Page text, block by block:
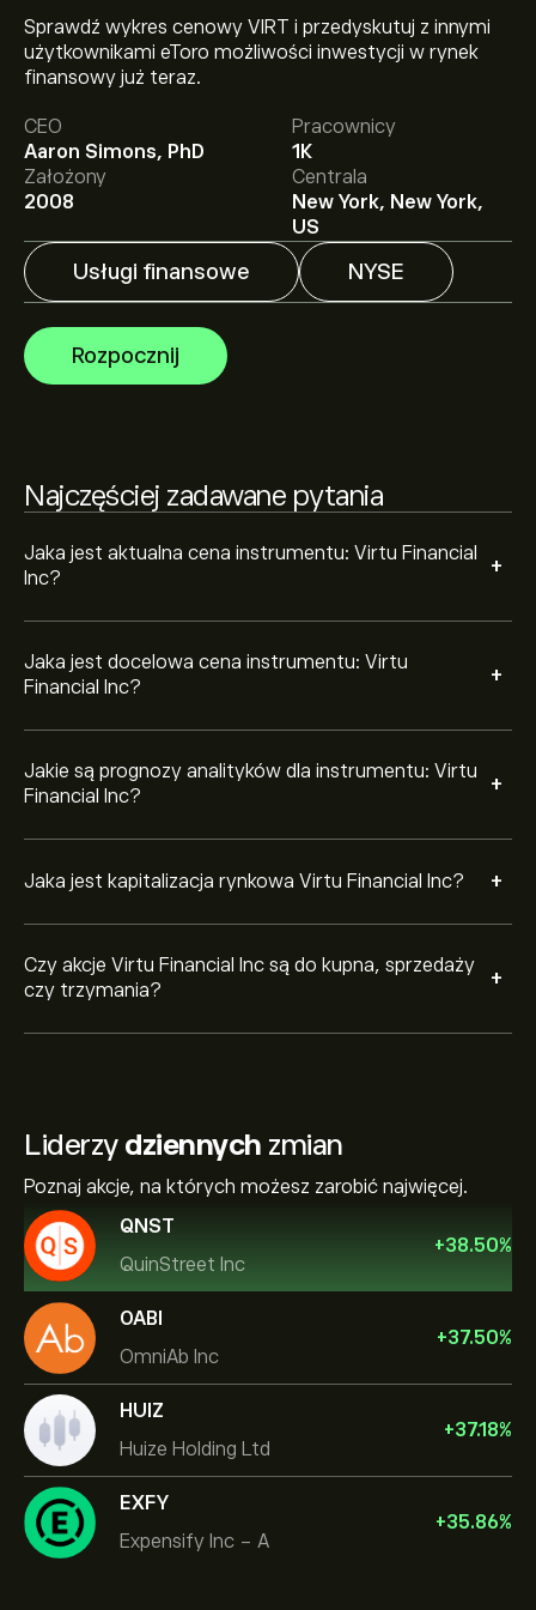
Sprawdź wykres cenowy VIRT i przedyskutuj z innymi
użytkownikami eToro możliwości inwestycji w rynek
finansowy już teraz.
CEO
Aaron Simons, PhD
Pracownicy
1K
Założony
2008
Centrala
New York, New York,
US
Usługi finansowe NYSE
Rozpocznij
Najczęściej zadawane pytania
Jaka jest aktualna cena instrumentu: Virtu Financial
Inc?
+
Aktualna cena instrumentu: VIRT wynosi 55.85‎$‎.
Jaka jest docelowa cena instrumentu: Virtu
Financial Inc?
+
Średnia cena docelowa dla instrumentu: Virtu Financial
Inc wynosi 55.85‎$‎.
Zarejestruj sięna eToro, aby poznać
szczegółowe prognozy analityków i ceny docelowe.
Jakie są prognozy analityków dla instrumentu: Virtu
Financial Inc?
+
Analitycy oferują prognozy dla instrumentu: Virtu
Financial Inc w oparciu o trendy rynkowe, raporty
finansowe i przewidywany wzrost. Sprawdź najnowsze
prognozy dotyczące przyszłych ruchów cen.
Jaka jest kapitalizacja rynkowa Virtu Financial Inc? +
Kapitalizacja rynkowa Virtu Financial Inc wynosi 4.93B‎$‎
Czy akcje Virtu Financial Inc są do kupna, sprzedaży
czy trzymania?
+
VIRT z ostatnich 3 miesięcy, ogólny konsensus to
Liderzy dziennych zmian
Poznaj akcje, na których możesz zarobić najwięcej.
QNST
QuinStreet Inc
+38.50%
OABI
OmniAb Inc
+37.50%
HUIZ
Huize Holding Ltd
+37.18%
EXFY
Expensify Inc - A
+35.86%